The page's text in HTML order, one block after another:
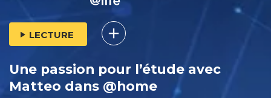
LECTURE
Une passion pour l’étude avec
Matteo dans @home